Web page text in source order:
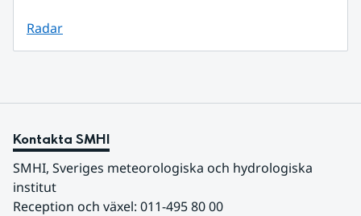
Radar
Kontakta SMHI
SMHI, Sveriges meteorologiska och hydrologiska
institut
Reception och växel: 011-495 80 00